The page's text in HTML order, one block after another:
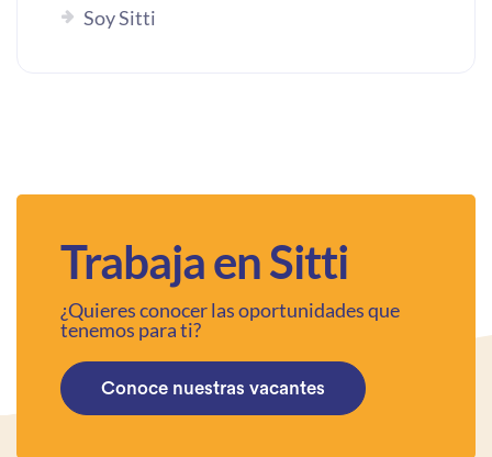
Soy Sitti
Trabaja en Sitti
¿Quieres conocer las oportunidades que
tenemos para ti?
Conoce nuestras vacantes